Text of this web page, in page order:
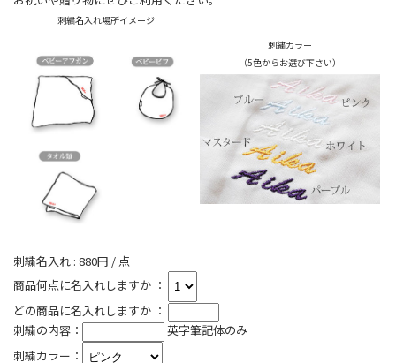
刺繍名入れ場所イメージ
刺繍カラー
（5色からお選び下さい）
刺繍名入れ : 880円 / 点
商品何点に名入れしますか ：
どの商品に名入れしますか ：
刺繍の内容：
英字筆記体のみ
刺繍カラー：